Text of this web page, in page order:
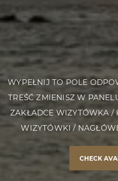
WYPEŁNIJ TO POLE
TREŚĆ ZMIENISZ W
ZAKŁADCE WIZYTÓWKA /
WIZYTÓWKI /
CHECK